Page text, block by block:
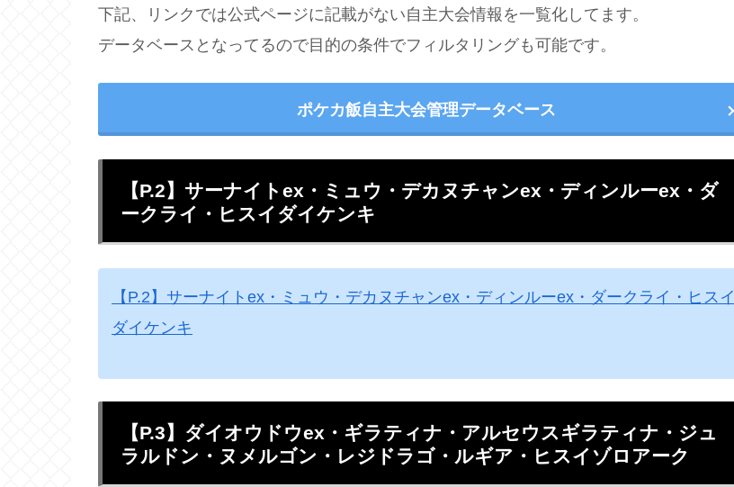
下記、リンクでは公式ページに記載がない自主大会情報を一覧化してます。
データベースとなってるので目的の条件でフィルタリングも可能です。
ポケカ飯自主大会管理データベース
【P.2】サーナイトex・ミュウ・デカヌチャンex・ディンルーex・ダ
ークライ・ヒスイダイケンキ
【P.2】サーナイトex・ミュウ・デカヌチャンex・ディンルーex・ダークライ・ヒスイ
ダイケンキ
【P.3】ダイオウドウex・ギラティナ・アルセウスギラティナ・ジュ
ラルドン・ヌメルゴン・レジドラゴ・ルギア・ヒスイゾロアーク